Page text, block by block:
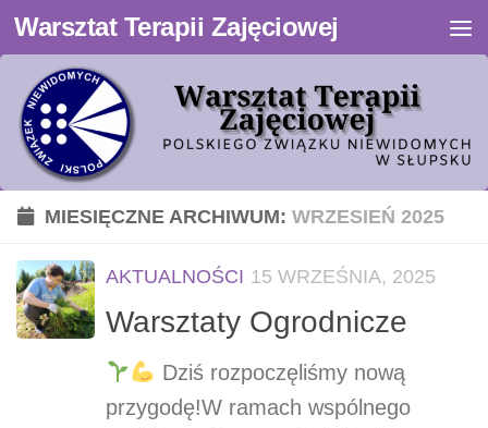
Przejdź do treści
Warsztat Terapii Zajęciowej
MIESIĘCZNE ARCHIWUM: WRZESIEŃ 2025
AKTUALNOŚCI 15 WRZEŚNIA, 2025
Warsztaty Ogrodnicze
Dziś rozpoczęliśmy nową
przygodę!W ramach wspólnego